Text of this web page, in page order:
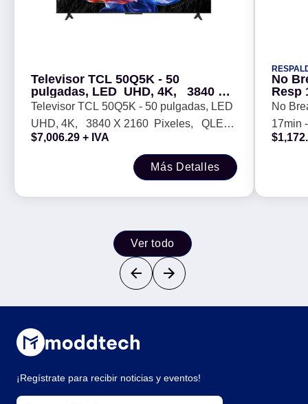
Televisor TCL 50Q5K - 50
pulgadas, LED UHD, 4K, 3840 X
2160 Pixeles, QLED GOOGLE
SMART TV
Televisor TCL 50Q5K - 50 pulgadas, LED
UHD, 4K, 3840 X 2160 Pixeles, QLED
GOOGLE SMART TV
$7,006.29 + IVA
Más Detalles
No
Resp
No
17min -
$
Ver todo
¡Regístrate para recibir noticias y eventos!